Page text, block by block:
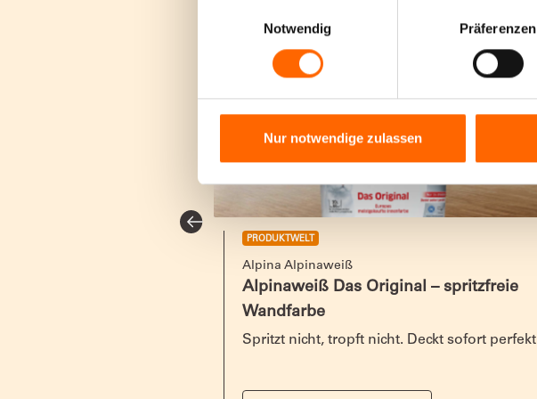
Notwendig
Präferenzen
Nur notwendige zulassen
PRODUKTWELT
Alpina Alpinaweiß
Alpinaweiß Das Original – spritzfreie
Wandfarbe
Spritzt nicht, tropft nicht. Deckt sofort perfekt